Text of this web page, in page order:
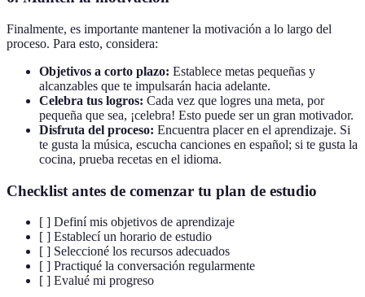
Finalmente, es importante mantener la motivación a lo largo del
proceso. Para esto, considera:
Objetivos a corto plazo: Establece metas pequeñas y
alcanzables que te impulsarán hacia adelante.
Celebra tus logros: Cada vez que logres una meta, por
pequeña que sea, ¡celebra! Esto puede ser un gran motivador.
Disfruta del proceso: Encuentra placer en el aprendizaje. Si
te gusta la música, escucha canciones en español; si te gusta la
cocina, prueba recetas en el idioma.
Checklist antes de comenzar tu plan de estudio
[ ] Definí mis objetivos de aprendizaje
[ ] Establecí un horario de estudio
[ ] Seleccioné los recursos adecuados
[ ] Practiqué la conversación regularmente
[ ] Evalué mi progreso